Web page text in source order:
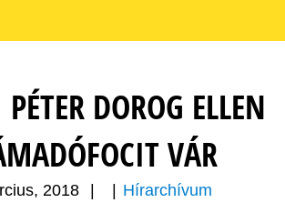
DOROG ELLEN
VÁR
2018 Hírarchívum